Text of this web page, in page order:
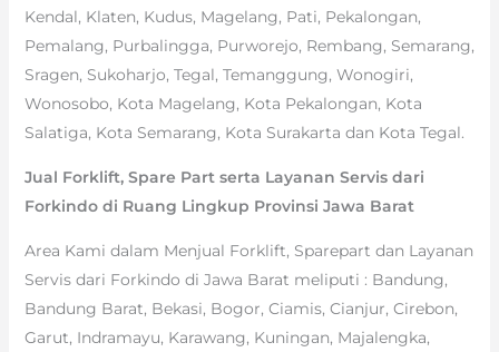
Kendal, Klaten, Kudus, Magelang, Pati, Pekalongan,
Pemalang, Purbalingga, Purworejo, Rembang, Semarang,
Sragen, Sukoharjo, Tegal, Temanggung, Wonogiri,
Wonosobo, Kota Magelang, Kota Pekalongan, Kota
Salatiga, Kota Semarang, Kota Surakarta dan Kota Tegal.
Jual Forklift, Spare Part serta Layanan Servis dari
Forkindo di Ruang Lingkup Provinsi Jawa Barat
Area Kami dalam Menjual Forklift, Sparepart dan Layanan
Servis dari Forkindo di Jawa Barat meliputi : Bandung,
Bandung Barat, Bekasi, Bogor, Ciamis, Cianjur, Cirebon,
Garut, Indramayu, Karawang, Kuningan, Majalengka,